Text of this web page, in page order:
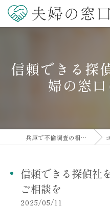
信頼できる探
婦の窓
兵庫で不倫調査の相談なら夫婦の窓口 コラム
信頼できる探偵社
ご相談を
2025/05/11